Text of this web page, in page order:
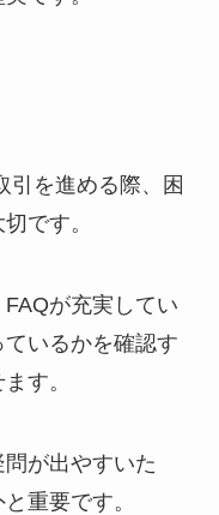
引を進める際、困
です。
が充実してい
いるかを確認す
す。
が出やすいた
重要です。